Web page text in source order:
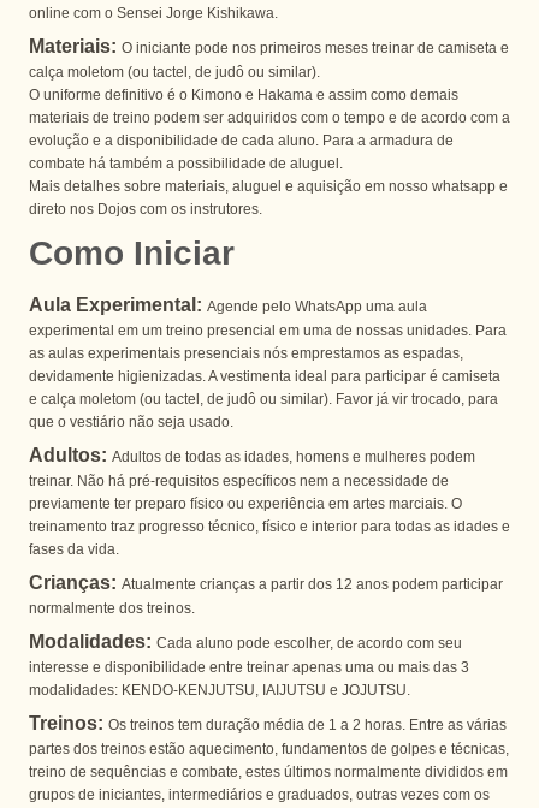
online com o Sensei Jorge Kishikawa.
Materiais: O iniciante pode nos primeiros meses treinar de camiseta e
calça moletom (ou tactel, de judô ou similar).
O uniforme definitivo é o Kimono e Hakama e assim como demais
materiais de treino podem ser adquiridos com o tempo e de acordo com a
evolução e a disponibilidade de cada aluno. Para a armadura de
combate há também a possibilidade de aluguel.
Mais detalhes sobre materiais, aluguel e aquisição em nosso whatsapp e
direto nos Dojos com os instrutores.
Como Iniciar
Aula Experimental: Agende pelo WhatsApp uma aula
experimental em um treino presencial em uma de nossas unidades. Para
as aulas experimentais presenciais nós emprestamos as espadas,
devidamente higienizadas. A vestimenta ideal para participar é camiseta
e calça moletom (ou tactel, de judô ou similar). Favor já vir trocado, para
que o vestiário não seja usado.
Adultos: Adultos de todas as idades, homens e mulheres podem
treinar. Não há pré-requisitos específicos nem a necessidade de
previamente ter preparo físico ou experiência em artes marciais. O
treinamento traz progresso técnico, físico e interior para todas as idades e
fases da vida.
Crianças: Atualmente crianças a partir dos 12 anos podem participar
normalmente dos treinos.
Modalidades: Cada aluno pode escolher, de acordo com seu
interesse e disponibilidade entre treinar apenas uma ou mais das 3
modalidades: KENDO-KENJUTSU, IAIJUTSU e JOJUTSU.
Treinos: Os treinos tem duração média de 1 a 2 horas. Entre as várias
partes dos treinos estão aquecimento, fundamentos de golpes e técnicas,
treino de sequências e combate, estes últimos normalmente divididos em
grupos de iniciantes, intermediários e graduados, outras vezes com os